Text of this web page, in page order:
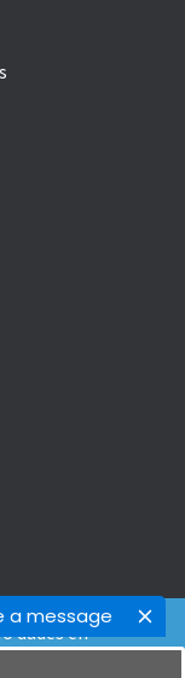
a message
y
dudes en